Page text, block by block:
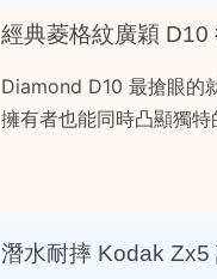
經典菱格紋廣穎 D10
Diamond D10 最搶眼的
擁有者也能同時凸顯獨特
潛水耐摔 Kodak Zx5